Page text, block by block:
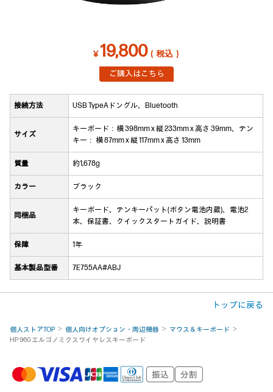
￥19,800（税込）
ご購入はこちら
接続方法 USB TypeAドングル、Bluetooth
サイズ
キーボード：横 398mm x 縦 233mm x 高さ 39mm、テン
キー： 横 87mm x 縦 117mm x 高さ 13mm
質量 約1,678g
カラー ブラック
同梱品
キーボード、テンキーパット(ボタン電池内蔵)、電池2
本、保証書、クイックスタートガイド、説明書
保障 1年
基本製品型番 7E755AA#ABJ
トップに戻る
個人ストアTOP 個人向けオプション・周辺機器
マウス＆キーボード
HP 960 エルゴノミクスワイヤレスキーボード